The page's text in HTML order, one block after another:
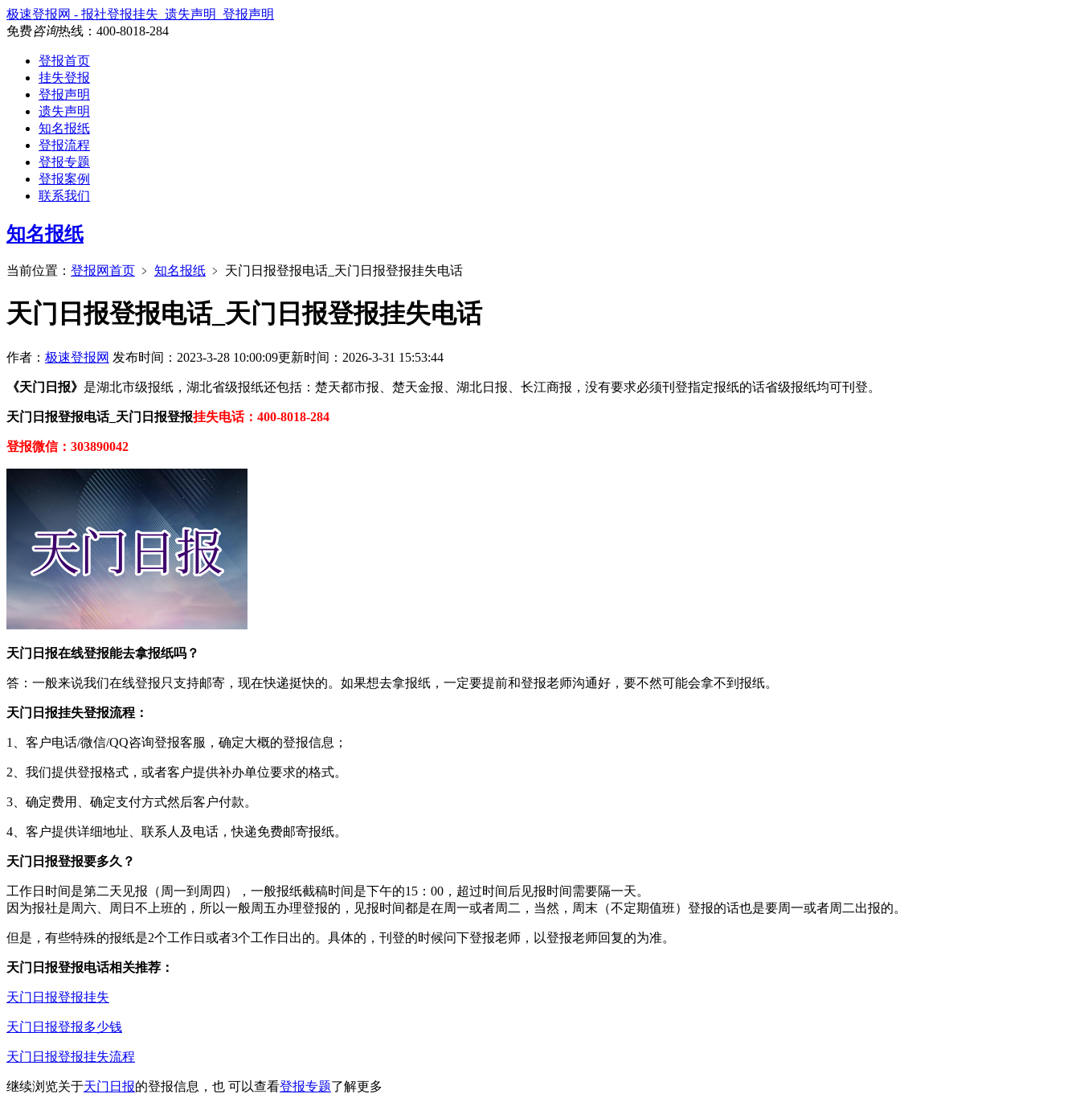
极速登报网 - 报社登报挂失_遗失声明_登报声明
免费咨询热线： 400-8018-284
登报首页
挂失登报
登报声明
遗失声明
知名报纸
登报流程
登报专题
登报案例
联系我们
知名报纸
当前位置： 登报网首页 ﹥ 知名报纸 ﹥ 天门日报登报电话_天门日报登报挂失电话
天门日报登报电话_天门日报登报挂失电话
作者： 极速登报网 发布时间：2023-3-28 10:00:09更新时间：2026-3-31 15:53:44
《天门日报》 是湖北市级报纸，湖北省级报纸还包括：楚天都市报、楚天金报、湖北日报、长江商报，没有要求必须刊登指定报纸的话省级报纸均可刊登。
天门日报登报电话_天门日报登报挂失电话：400-8018-284
登报微信：303890042
天门日报在线登报能去拿报纸吗？
答：一般来说我们在线登报只支持邮寄，现在快递挺快的。如果想去拿报纸，一定要提前和登报老师沟通好，要不然可能会拿不到报纸。
天门日报挂失登报流程：
1、客户电话/微信/QQ咨询登报客服，确定大概的登报信息；
2、我们提供登报格式，或者客户提供补办单位要求的格式。
3、确定费用、确定支付方式然后客户付款。
4、客户提供详细地址、联系人及电话，快递免费邮寄报纸。
天门日报登报要多久？
工作日时间是第二天见报（周一到周四），一般报纸截稿时间是下午的15：00，超过时间后见报时间需要隔一天。
因为报社是周六、周日不上班的，所以一般周五办理登报的，见报时间都是在周一或者周二，当然，周末（不定期值班）登报的话也是要周一或者周二出报的。
但是，有些特殊的报纸是2个工作日或者3个工作日出的。具体的，刊登的时候问下登报老师，以登报老师回复的为准。
天门日报登报电话相关推荐：
天门日报登报挂失
天门日报登报多少钱
天门日报登报挂失流程
继续浏览关于天门日报的登报信息，也 可以查看登报专题了解更多